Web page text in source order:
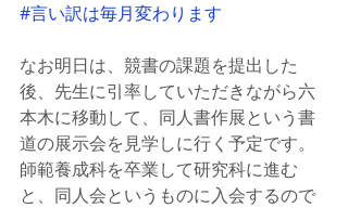
#言い訳は毎月変わります
なお明日は、競書の課題を提出した
後、先生に引率していただきながら六
本木に移動して、同人書作展という書
道の展示会を見学しに行く予定です。
師範養成科を卒業して研究科に進む
と、同人会というものに入会するので